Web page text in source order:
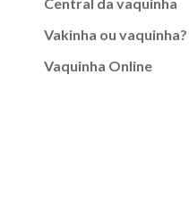
Vakinha ou vaquinha?
Vaquinha Online